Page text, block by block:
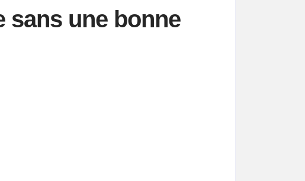
sans une bonne